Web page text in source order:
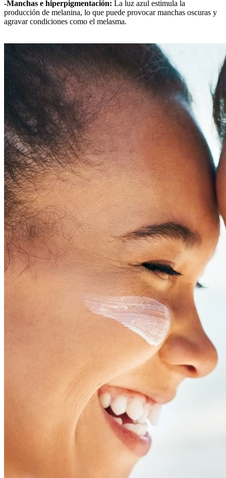
-Manchas e hiperpigmentación: La luz azul estimula la
producción de melanina, lo que puede provocar manchas oscuras y
agravar condiciones como el melasma.